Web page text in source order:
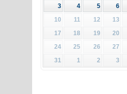
3
4 5 6
10
11 12 13
17
18 19 20
24
25 26 27
31
1 2 3